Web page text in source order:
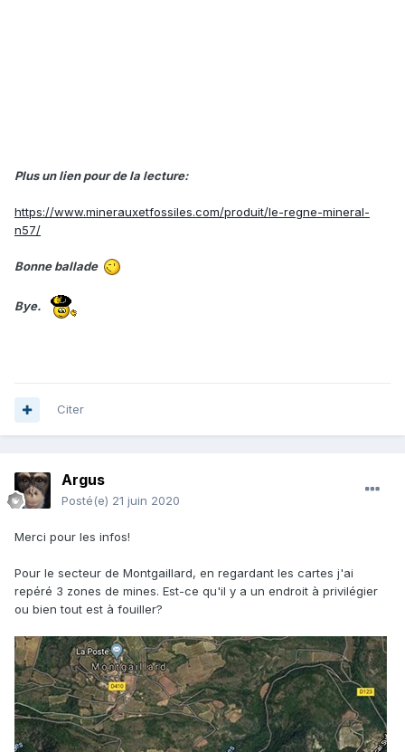
Plus un lien pour de la lecture:
https://www.minerauxetfossiles.com/produit/le-regne-mineral-
n57/
Bonne ballade
Bye.
Citer
Argus
Posté(e) 21 juin 2020
Merci pour les infos!
Pour le secteur de Montgaillard, en regardant les cartes j'ai
repéré 3 zones de mines. Est-ce qu'il y a un endroit à privilégier
ou bien tout est à fouiller?